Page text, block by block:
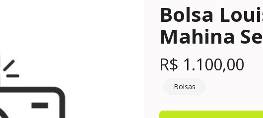
Bolsa
Mahina
R$ 1.100,00
Bolsas